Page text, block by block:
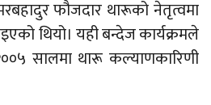
फौजदार थारूको नेतृत्वमा
थियो। यही बन्देज कार्यक्रमले
सालमा थारू कल्याणकारिणी